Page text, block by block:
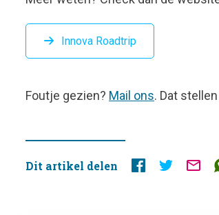
Innova Roadtrip
FOUTJE
Foutje gezien? Mail ons. Dat
Dit artikel delen